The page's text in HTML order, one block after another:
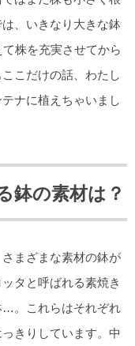
、いきなり大きな鉢
株を充実させてから
こだけの話、わたし
ナに植えちゃいまし
鉢の素材は？
まざまな素材の鉢が
タと呼ばれる素焼き
…。これらはそれぞれ
きりしています。中